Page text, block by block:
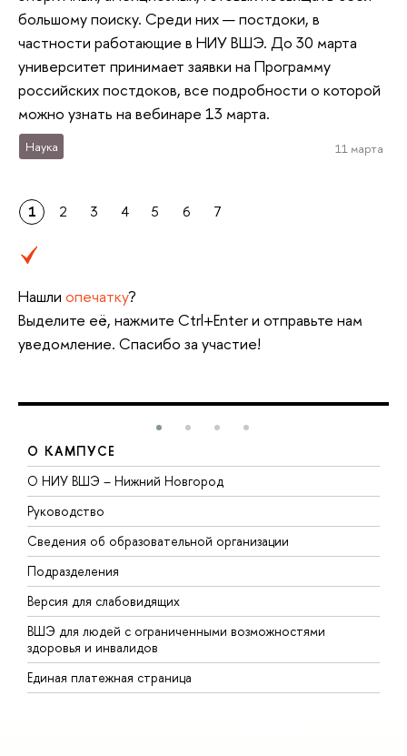
большому поиску. Среди них — постдоки, в
частности работающие в НИУ ВШЭ. До 30 марта
университет принимает заявки на Программу
российских постдоков, все подробности о которой
можно узнать на вебинаре 13 марта.
Наука 11 марта
1 2 3 4 5 6 7
Нашли опечатку?
Выделите её, нажмите Ctrl+Enter и отправьте нам
уведомление. Спасибо за участие!
О КАМПУСЕ
О НИУ ВШЭ – Нижний Новгород
Руководство
Сведения об образовательной организации
Подразделения
Версия для слабовидящих
ВШЭ для людей с ограниченными возможностями
здоровья и инвалидов
Единая платежная страница